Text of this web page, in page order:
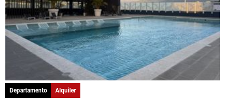
Departamento Alquiler